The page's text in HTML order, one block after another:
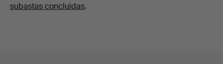
subastas concluidas.